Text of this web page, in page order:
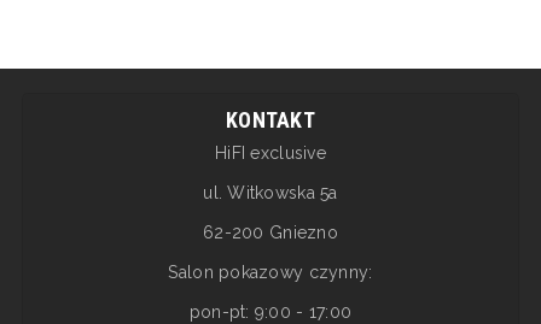
KONTAKT
HiFI exclusive
ul. Witkowska 5a
62-200 Gniezno
Salon pokazowy czynny:
pon-pt: 9:00 - 17:00